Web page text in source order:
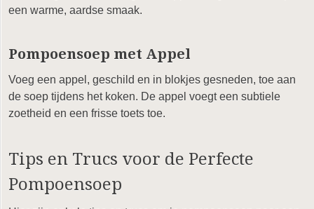
een warme, aardse smaak.
Pompoensoep met Appel
Voeg een appel, geschild en in blokjes gesneden, toe aan
de soep tijdens het koken. De appel voegt een subtiele
zoetheid en een frisse toets toe.
Tips en Trucs voor de Perfecte
Pompoensoep